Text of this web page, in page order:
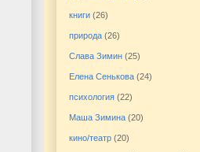
книги (26)
природа (26)
Слава Зимин (25)
Елена Сенькова (24)
психология (22)
Маша Зимина (20)
кино/театр (20)